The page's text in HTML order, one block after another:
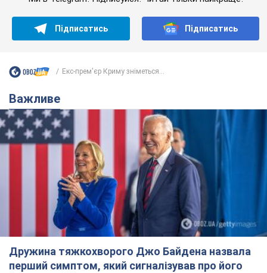
Підписатись Підписатись
Екс-прем'єр Криму зніметься...
Важливе
Дружина тяжкохворого Джо Байдена назвала
перший симптом, який сигналізував про його